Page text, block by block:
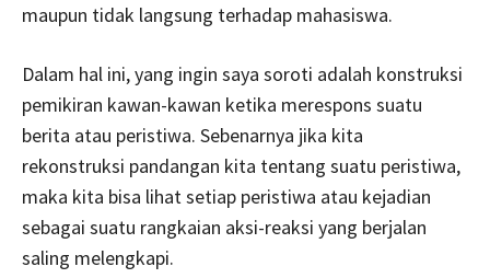
maupun tidak langsung terhadap mahasiswa.
Dalam hal ini, yang ingin saya soroti adalah konstruksi
pemikiran kawan-kawan ketika merespons suatu
berita atau peristiwa. Sebenarnya jika kita
rekonstruksi pandangan kita tentang suatu peristiwa,
maka kita bisa lihat setiap peristiwa atau kejadian
sebagai suatu rangkaian aksi-reaksi yang berjalan
saling melengkapi.